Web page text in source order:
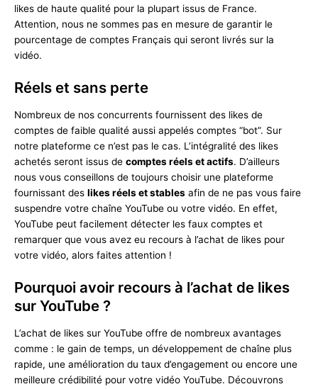
likes de haute qualité pour la plupart issus de France.
Attention, nous ne sommes pas en mesure de garantir le
pourcentage de comptes Français qui seront livrés sur la
vidéo.
Réels et sans perte
Nombreux de nos concurrents fournissent des likes de
comptes de faible qualité aussi appelés comptes “bot”. Sur
notre plateforme ce n’est pas le cas. L’intégralité des likes
achetés seront issus de comptes réels et actifs. D’ailleurs
nous vous conseillons de toujours choisir une plateforme
fournissant des likes réels et stables afin de ne pas vous faire
suspendre votre chaîne YouTube ou votre vidéo. En effet,
YouTube peut facilement détecter les faux comptes et
remarquer que vous avez eu recours à l’achat de likes pour
votre vidéo, alors faites attention !
Pourquoi avoir recours à l’achat de likes
sur YouTube ?
L’achat de likes sur YouTube offre de nombreux avantages
comme : le gain de temps, un développement de chaîne plus
rapide, une amélioration du taux d’engagement ou encore une
meilleure crédibilité pour votre vidéo YouTube. Découvrons